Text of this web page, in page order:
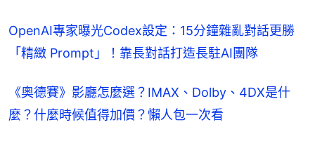
OpenAI專家曝光Codex設定：15分鐘雜亂對話更勝
「精緻 Prompt」！靠長對話打造長駐AI團隊
《奧德賽》影廳怎麼選？IMAX、Dolby、4DX是什
麼？什麼時候值得加價？懶人包一次看